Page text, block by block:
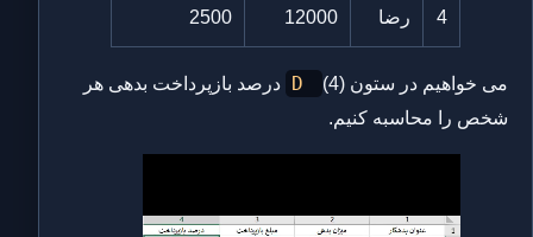
4 رضا 12000
2500
می خواهیم در ستون D (4) درصد بازپرداخت بدهی هر
شخص را محاسبه کنیم.